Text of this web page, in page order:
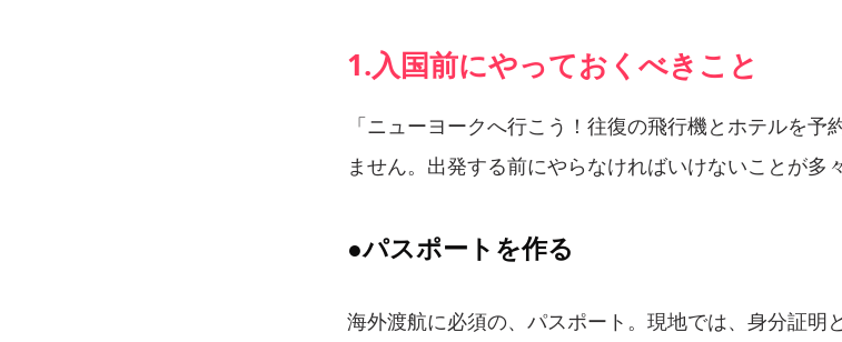
1.入国前にやっておくべきこと
「ニューヨークへ行こう！往復の飛行機とホテルを
ません。出発する前にやらなければいけないことが多
●パスポートを作る
海外渡航に必須の、パスポート。現地では、身分証明